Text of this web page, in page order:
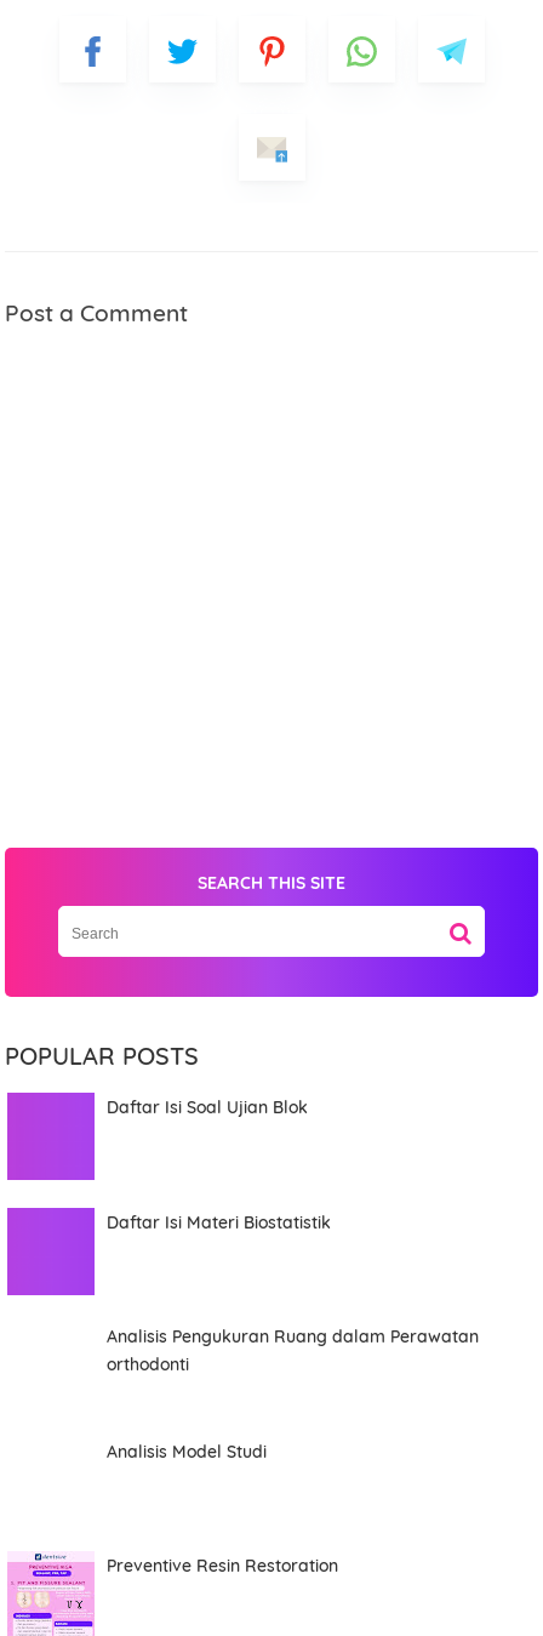
Post a Comment
SEARCH THIS SITE
POPULAR POSTS
Daftar Isi Soal Ujian Blok
Daftar Isi Materi Biostatistik
Analisis Pengukuran Ruang dalam Perawatan
orthodonti
Analisis Model Studi
Preventive Resin Restoration